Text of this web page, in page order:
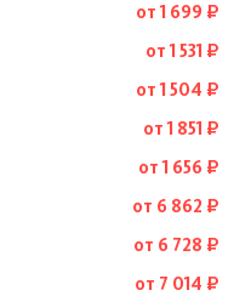
от 1 699 ₽
от 1 531 ₽
от 1 504 ₽
от 1 851 ₽
от 1 656 ₽
от 6 862 ₽
от 6 728 ₽
от 7 014 ₽